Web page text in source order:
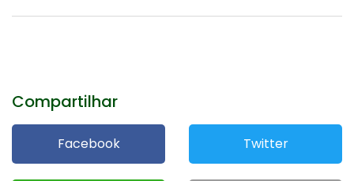
Compartilhar
Facebook Twitter